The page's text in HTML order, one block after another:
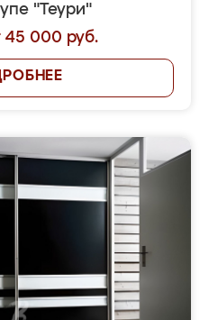
"Теури"
45 000 руб.